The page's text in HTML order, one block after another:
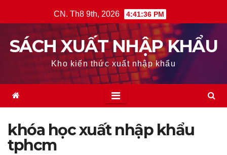
to
content
CN. Th8 9th, 2026 4:41:37 PM
SÁCH XUẤT NHẬP KHẨU
Kho kiến thức xuất nhập khẩu
khóa học xuất nhập khẩu
tphcm